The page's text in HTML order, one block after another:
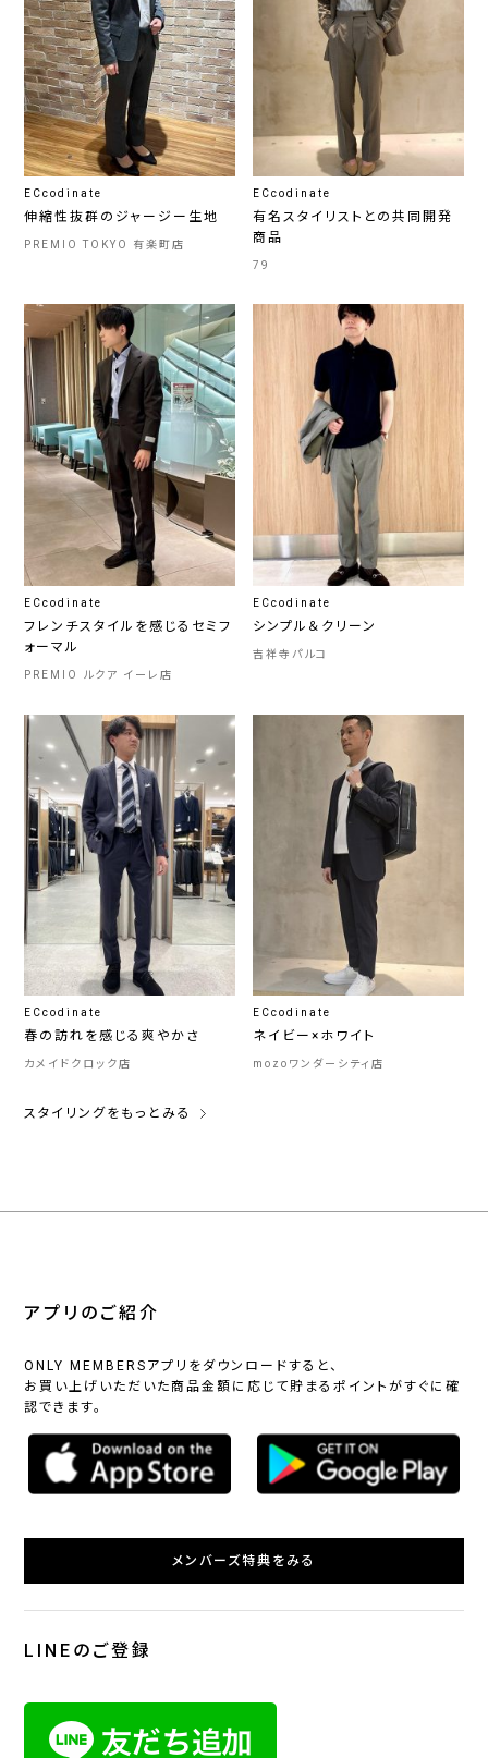
ECcodinate
伸縮性抜群のジャージー生地
PREMIO TOKYO 有楽町店
ECcodinate
有名スタイリストとの共同開発
商品
79
ECcodinate
フレンチスタイルを感じるセミフ
ォーマル
PREMIO ルクア イーレ店
ECcodinate
シンプル＆クリーン
吉祥寺パルコ
ECcodinate
春の訪れを感じる爽やかさ
カメイドクロック店
ECcodinate
ネイビー×ホワイト
mozoワンダーシティ店
スタイリングをもっとみる
アプリのご紹介
ONLY MEMBERSアプリをダウンロードすると、
お買い上げいただいた商品金額に応じて貯まるポイントがすぐに確
認できます。
メンバーズ特典をみる
LINEのご登録